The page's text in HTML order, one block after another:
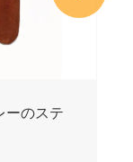
ーのステ